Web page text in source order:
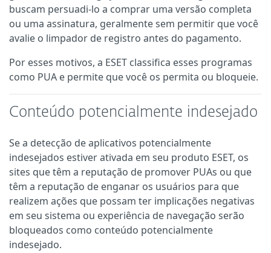
buscam persuadi-lo a comprar uma versão completa
ou uma assinatura, geralmente sem permitir que você
avalie o limpador de registro antes do pagamento.
Por esses motivos, a ESET classifica esses programas
como PUA e permite que você os permita ou bloqueie.
Conteúdo potencialmente indesejado
Se a detecção de aplicativos potencialmente
indesejados estiver ativada em seu produto ESET, os
sites que têm a reputação de promover PUAs ou que
têm a reputação de enganar os usuários para que
realizem ações que possam ter implicações negativas
em seu sistema ou experiência de navegação serão
bloqueados como conteúdo potencialmente
indesejado.